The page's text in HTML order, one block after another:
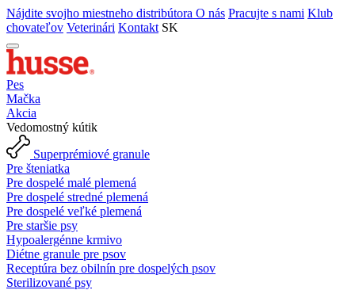
Nájdite svojho miestneho distribútora O nás Pracujte s nami Klub
chovateľov Veterinári Kontakt SK
Pes
Mačka
Akcia
Vedomostný kútik
Superprémiové granule
Pre šteniatka
Pre dospelé malé plemená
Pre dospelé stredné plemená
Pre dospelé veľké plemená
Pre staršie psy
Hypoalergénne krmivo
Diétne granule pre psov
Receptúra bez obilnín pre dospelých psov
Sterilizované psy